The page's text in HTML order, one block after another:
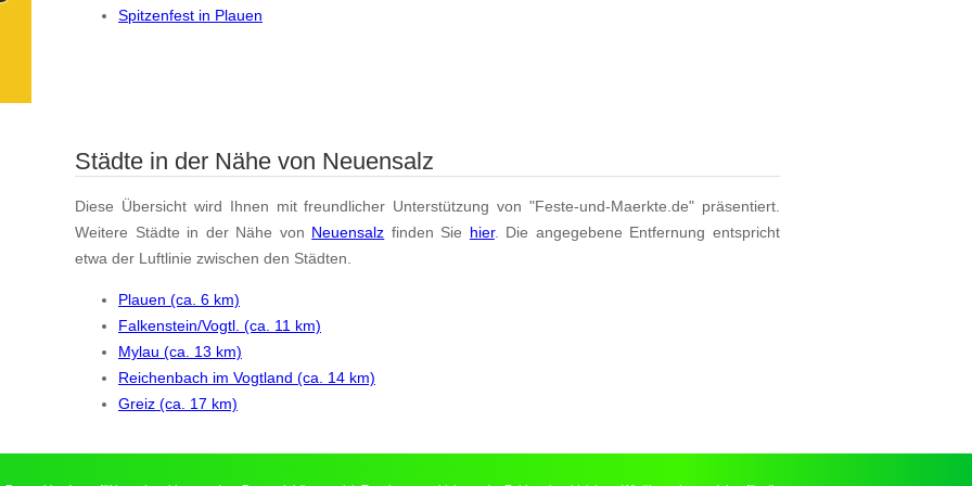
Spitzenfest in Plauen
Städte in der Nähe von Neuensalz
Diese Übersicht wird Ihnen mit freundlicher Unterstützung von "Feste-und-Maerkte.de" präsentiert.
Weitere Städte in der Nähe von Neuensalz finden Sie hier. Die angegebene Entfernung entspricht
etwa der Luftlinie zwischen den Städten.
Plauen (ca. 6 km)
Falkenstein/Vogtl. (ca. 11 km)
Mylau (ca. 13 km)
Reichenbach im Vogtland (ca. 14 km)
Greiz (ca. 17 km)